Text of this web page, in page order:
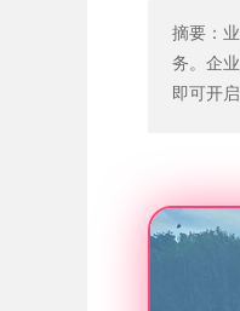
摘要：
务。企
即可开